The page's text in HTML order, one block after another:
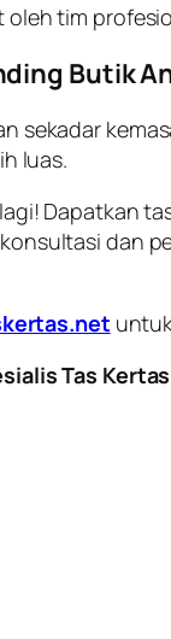
oleh tim
Butik
sekadar
luas.
Dapatkan
dan
Tas